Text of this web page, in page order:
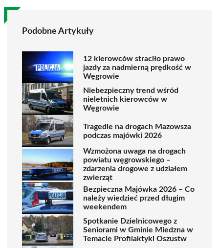
Podobne Artykuły
12 kierowców straciło prawo
jazdy za nadmierną prędkość w
Węgrowie
Niebezpieczny trend wśród
nieletnich kierowców w
Węgrowie
Tragedie na drogach Mazowsza
podczas majówki 2026
Wzmożona uwaga na drogach
powiatu węgrowskiego –
zdarzenia drogowe z udziałem
zwierząt
Bezpieczna Majówka 2026 – Co
należy wiedzieć przed długim
weekendem
Spotkanie Dzielnicowego z
Seniorami w Gminie Miedzna w
Temacie Profilaktyki Oszustw